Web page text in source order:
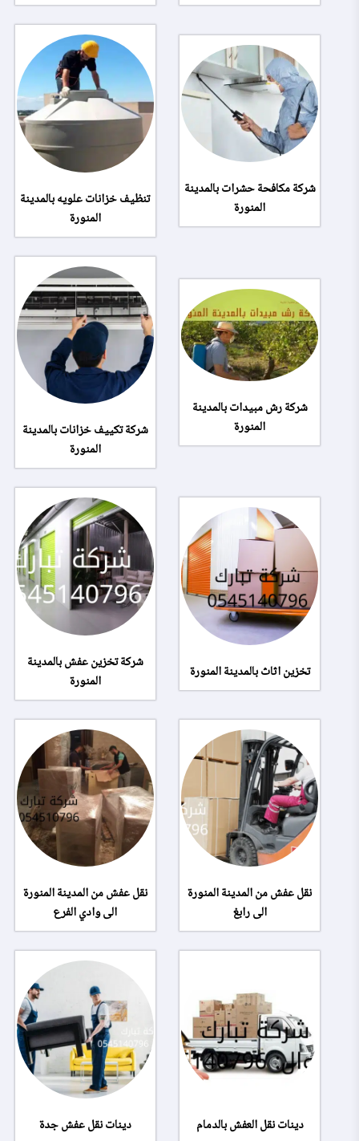
شركة مكافحة حشرات بالمدينة
المنورة
تنظيف خزانات علويه بالمدينة
المنورة
شركة رش مبيدات بالمدينة
المنورة
شركة تكييف خزانات بالمدينة
المنورة
تخزين اثاث بالمدينة المنورة
شركة تخزين عفش بالمدينة
المنورة
نقل عفش من المدينة المنورة
الى رابغ
نقل عفش من المدينة المنورة
الى وادي الفرع
دينات نقل العفش بالدمام دينات نقل عفش جدة